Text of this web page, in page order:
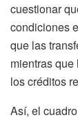
cuestionar
condiciones
que las
mientras
los créditos
Así, el